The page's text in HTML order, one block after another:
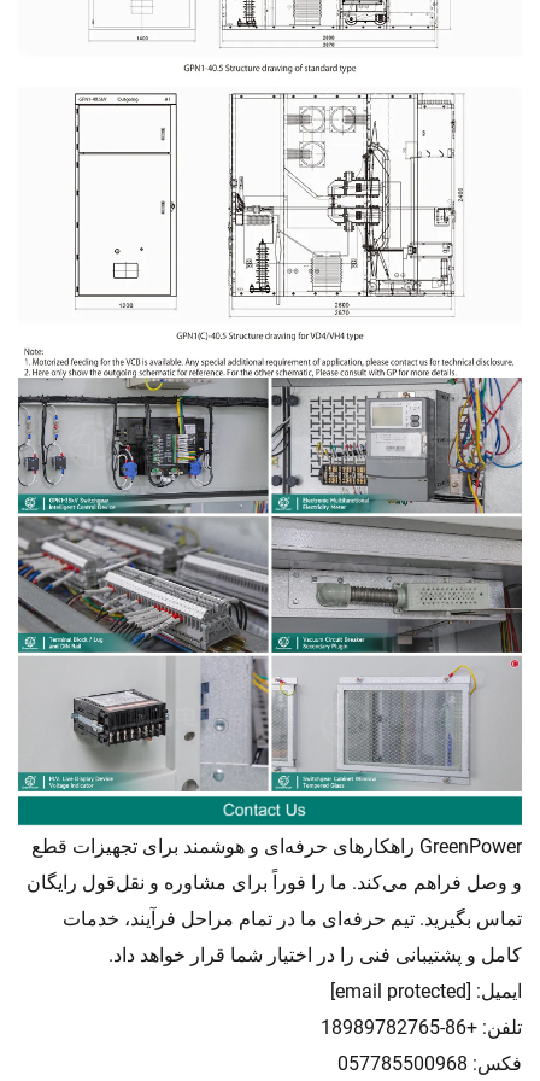
GreenPower راهکارهای حرفه‌ای و هوشمند برای تجهیزات قطع
و وصل فراهم می‌کند. ما را فوراً برای مشاوره و نقل‌قول رایگان
تماس بگیرید. تیم حرفه‌ای ما در تمام مراحل فرآیند، خدمات
کامل و پشتیبانی فنی را در اختیار شما قرار خواهد داد.
ایمیل: [email protected]
تلفن: +86-18989782765
فکس: 057785500968